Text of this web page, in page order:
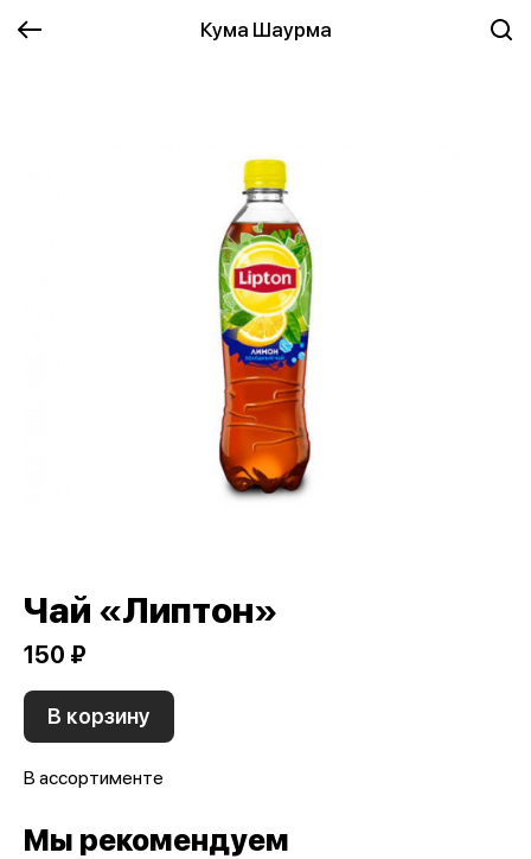
Кума Шаурма
Чай «Липтон»
150 ₽
В корзину
В ассортименте
Мы рекомендуем